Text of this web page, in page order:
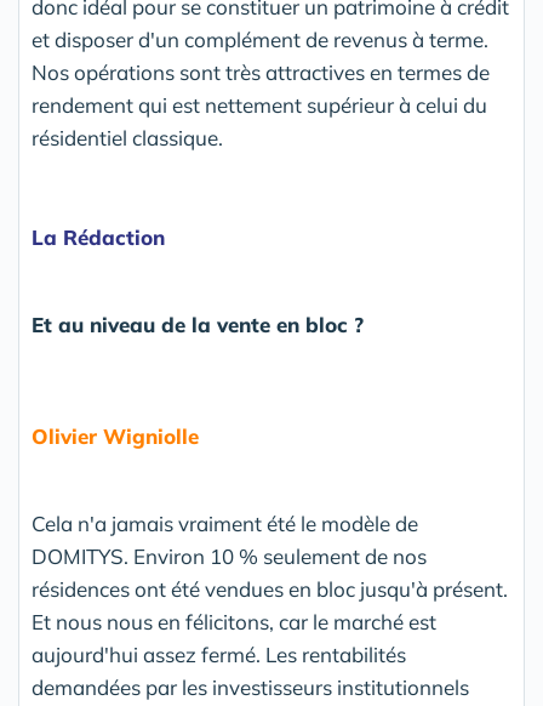
donc idéal pour se constituer un patrimoine à crédit
et disposer d'un complément de revenus à terme.
Nos opérations sont très attractives en termes de
rendement qui est nettement supérieur à celui du
résidentiel classique.
La Rédaction
Et au niveau de la vente en bloc ?
Olivier Wigniolle
Cela n'a jamais vraiment été le modèle de
DOMITYS. Environ 10 % seulement de nos
résidences ont été vendues en bloc jusqu'à présent.
Et nous nous en félicitons, car le marché est
aujourd'hui assez fermé. Les rentabilités
demandées par les investisseurs institutionnels